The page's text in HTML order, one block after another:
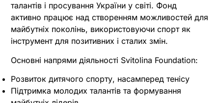
талантів і просування України у світі. Фонд
активно працює над створенням можливостей для
майбутніх поколінь, використовуючи спорт як
інструмент для позитивних і сталих змін.
Основні напрями діяльності Svitolina Foundation:
Розвиток дитячого спорту, насамперед тенісу
Підтримка молодих талантів та формування